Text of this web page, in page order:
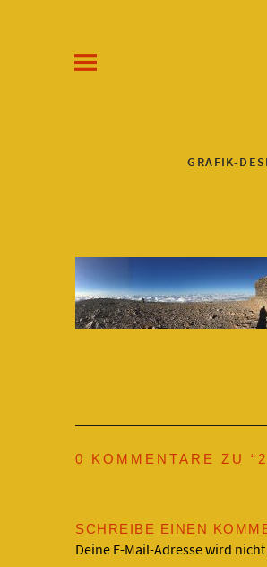
GRAFIK-
0 KOMMENTARE ZU “
SCHREIBE EINEN
Deine E-Mail-Adresse wird